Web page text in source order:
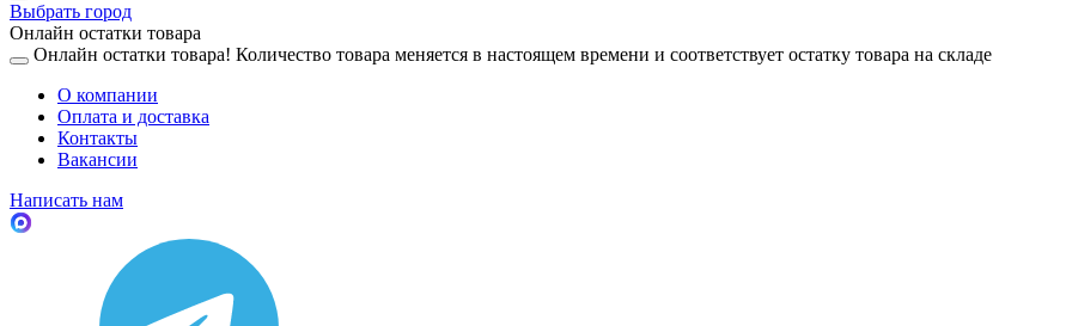
Выбрать город
Онлайн остатки товара
Онлайн остатки товара! Количество товара меняется в настоящем времени и соответствует остатку товара на складе
О компании
Оплата и доставка
Контакты
Вакансии
Написать нам